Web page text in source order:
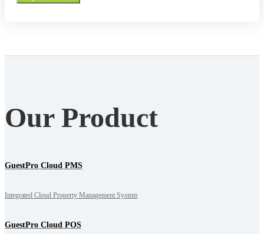
Our Product
GuestPro Cloud PMS
Integrated Cloud Property Management System
GuestPro Cloud POS